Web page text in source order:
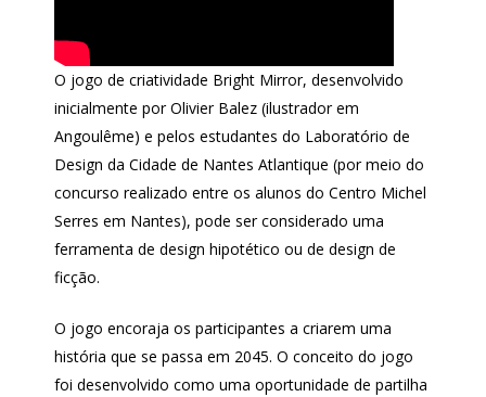
O jogo de criatividade Bright Mirror, desenvolvido
inicialmente por Olivier Balez (ilustrador em
Angoulême) e pelos estudantes do Laboratório de
Design da Cidade de Nantes Atlantique (por meio do
concurso realizado entre os alunos do Centro Michel
Serres em Nantes), pode ser considerado uma
ferramenta de design hipotético ou de design de
ficção.
O jogo encoraja os participantes a criarem uma
história que se passa em 2045. O conceito do jogo
foi desenvolvido como uma oportunidade de partilha